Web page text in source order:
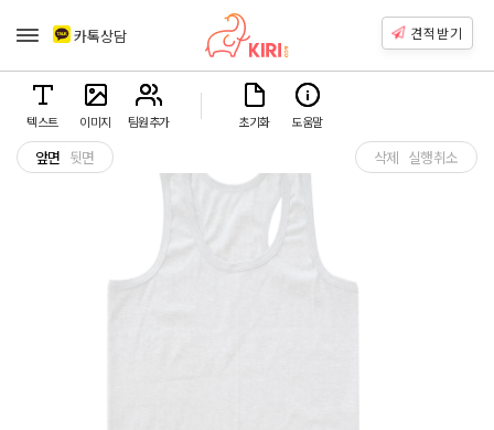
카톡상담 견적받기
텍스트 이미지 팀원추가 초기화 도움말
앞면 뒷면 삭제 실행취소